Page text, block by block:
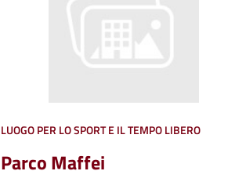
LUOGO PER LO SPORT E IL TEMPO LIBERO
Parco Maffei